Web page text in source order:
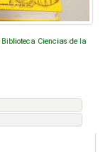
Biblioteca Ciencias de la